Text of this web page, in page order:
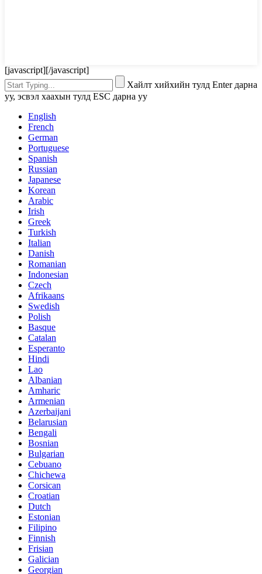
[javascript][/javascript]
Хайлт хийхийн тулд Enter дарна
уу, эсвэл хаахын тулд ESC дарна уу
English
French
German
Portuguese
Spanish
Russian
Japanese
Korean
Arabic
Irish
Greek
Turkish
Italian
Danish
Romanian
Indonesian
Czech
Afrikaans
Swedish
Polish
Basque
Catalan
Esperanto
Hindi
Lao
Albanian
Amharic
Armenian
Azerbaijani
Belarusian
Bengali
Bosnian
Bulgarian
Cebuano
Chichewa
Corsican
Croatian
Dutch
Estonian
Filipino
Finnish
Frisian
Galician
Georgian